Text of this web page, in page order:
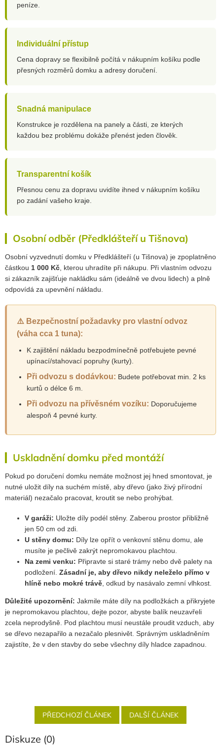
peníze.
Individuální přístup
Cena dopravy se flexibilně počítá v nákupním košíku podle
přesných rozměrů domku a adresy doručení.
Snadná manipulace
Konstrukce je rozdělena na panely a části, ze kterých
každou bez problému dokáže přenést jeden člověk.
Transparentní košík
Přesnou cenu za dopravu uvidíte ihned v nákupním košíku
po zadání vašeho kraje.
Osobní odběr (Předklášteří u Tišnova)
Osobní vyzvednutí domku v Předklášteří (u Tišnova) je zpoplatněno
částkou 1 000 Kč , kterou uhradíte při nákupu. Při vlastním odvozu
si zákazník zajišťuje nakládku sám (ideálně ve dvou lidech) a plně
odpovídá za upevnění nákladu.
⚠️ Bezpečnostní požadavky pro vlastní odvoz
(váha cca 1 tuna):
K zajištění nákladu bezpodmínečně potřebujete pevné
upínací/stahovací popruhy (kurty).
Při odvozu s dodávkou: Budete potřebovat min. 2 ks
kurtů o délce 6 m.
Při odvozu na přívěsném vozíku: Doporučujeme
alespoň 4 pevné kurty.
Uskladnění domku před montáží
Pokud po doručení domku nemáte možnost jej hned smontovat, je
nutné uložit díly na suchém místě, aby dřevo (jako živý přírodní
materiál) nezačalo pracovat, kroutit se nebo prohýbat.
V garáži: Uložte díly podél stěny. Zaberou prostor přibližně
jen 50 cm od zdi.
U stěny domu: Díly lze opřít o venkovní stěnu domu, ale
musíte je pečlivě zakrýt nepromokavou plachtou.
Na zemi venku: Připravte si staré trámy nebo dvě palety na
podložení. Zásadní je, aby dřevo nikdy neleželo přímo v
hlíně nebo mokré trávě , odkud by nasávalo zemní vlhkost.
Důležité upozornění: Jakmile máte díly na podložkách a přikryjete
je nepromokavou plachtou, dejte pozor, abyste balík neuzavřeli
zcela neprodyšně. Pod plachtou musí neustále proudit vzduch, aby
se dřevo nezapařilo a nezačalo plesnivět. Správným uskladněním
zajistíte, že v den stavby do sebe všechny díly hladce zapadnou.
PŘEDCHOZÍ ČLÁNEK DALŠÍ ČLÁNEK
Diskuze (0)